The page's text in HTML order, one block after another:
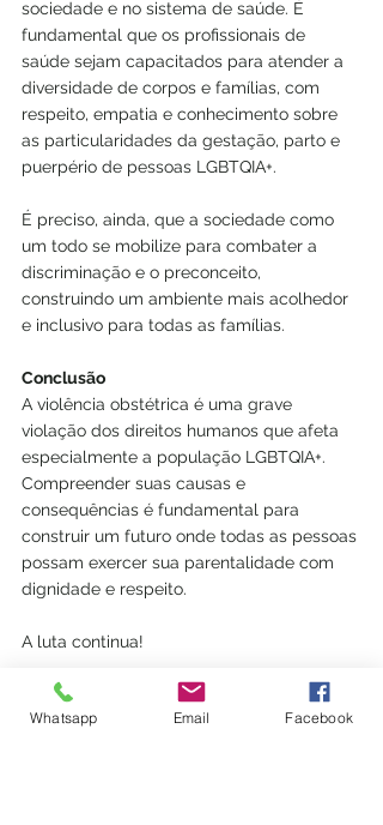
sociedade e no sistema de saúde. É
fundamental que os profissionais de
saúde sejam capacitados para atender a
diversidade de corpos e famílias, com
respeito, empatia e conhecimento sobre
as particularidades da gestação, parto e
puerpério de pessoas LGBTQIA+.
É preciso, ainda, que a sociedade como
um todo se mobilize para combater a
discriminação e o preconceito,
construindo um ambiente mais acolhedor
e inclusivo para todas as famílias.
Conclusão
A violência obstétrica é uma grave
violação dos direitos humanos que afeta
especialmente a população LGBTQIA+.
Compreender suas causas e
consequências é fundamental para
construir um futuro onde todas as pessoas
possam exercer sua parentalidade com
dignidade e respeito.
A luta continua!
Até a próxima!
Whatsapp Email Facebook